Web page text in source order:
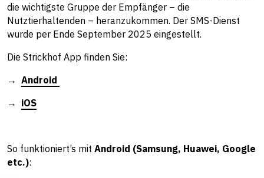
die wichtigste Gruppe der Empfänger – die
Nutztierhaltenden – heranzukommen. Der SMS-Dienst
wurde per Ende September 2025 eingestellt.
Die Strickhof App finden Sie:
→ Android
→ iOS
So funktioniert’s mit Android (Samsung, Huawei, Google
etc.):